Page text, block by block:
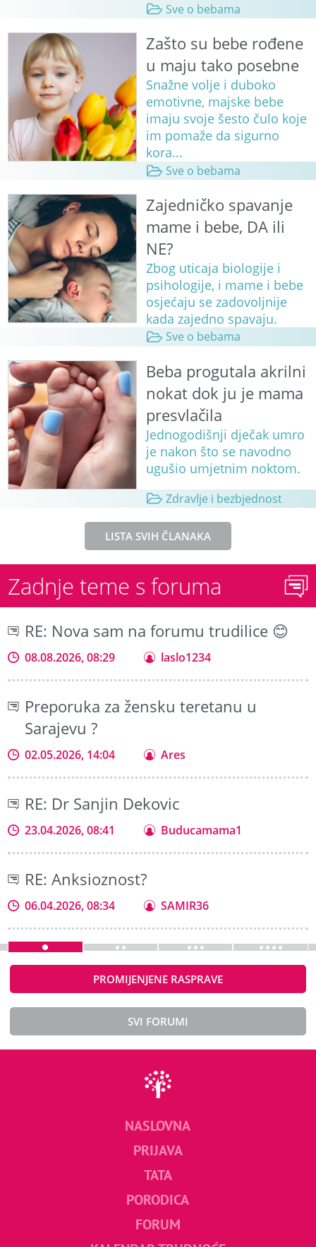
Sve o bebama
Zašto su bebe rođene
u maju tako posebne
Snažne volje i duboko
emotivne, majske bebe
imaju svoje šesto čulo koje
im pomaže da sigurno
kora...
Sve o bebama
Zajedničko spavanje
mame i bebe, DA ili
NE?
Zbog uticaja biologije i
psihologije, i mame i bebe
osjećaju se zadovoljnije
kada zajedno spavaju.
Sve o bebama
Beba progutala akrilni
nokat dok ju je mama
presvlačila
Jednogodišnji dječak umro
je nakon što se navodno
ugušio umjetnim noktom.
Zdravlje i bezbjednost
LISTA SVIH ČLANAKA
Zadnje teme s foruma
RE: Nova sam na forumu trudilice 😊
08.08.2026, 08:29 laslo1234
Preporuka za žensku teretanu u
Sarajevu ?
02.05.2026, 14:04 Ares
RE: Dr Sanjin Dekovic
23.04.2026, 08:41 Buducamama1
RE: Anksioznost?
06.04.2026, 08:34 SAMIR36
PROMIJENJENE RASPRAVE
SVI FORUMI
NASLOVNA
PRIJAVA
TATA
PORODICA
FORUM